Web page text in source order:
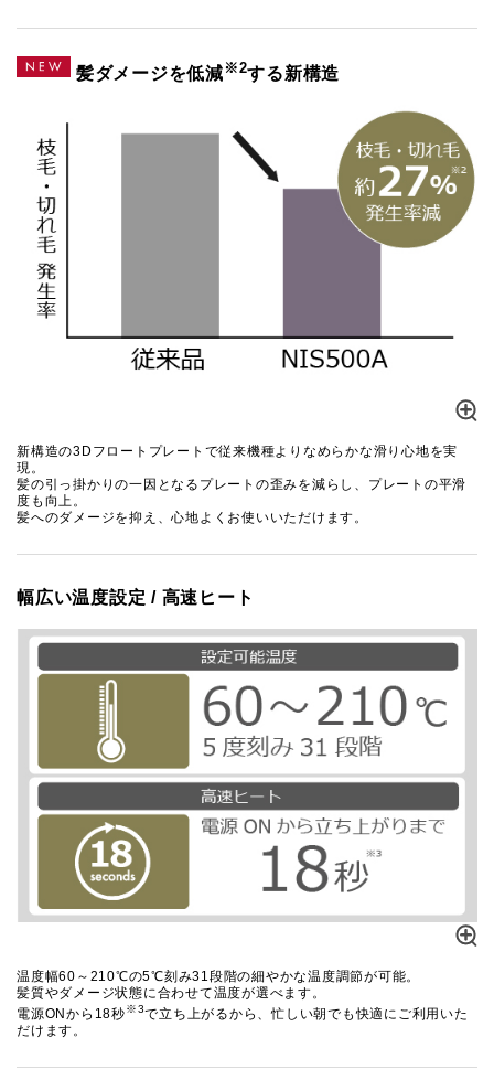
髪ダメージを低減 ※2する新構造
新構造の3Dフロートプレートで従来機種よりなめらかな滑り心地を実
現。
髪の引っ掛かりの一因となるプレートの歪みを減らし、プレートの平滑
度も向上。
髪へのダメージを抑え、心地よくお使いいただけます。
幅広い温度設定 / 高速ヒート
温度幅60～210℃の5℃刻み31段階の細やかな温度調節が可能。
髪質やダメージ状態に合わせて温度が選べます。
電源ONから18秒※3で立ち上がるから、忙しい朝でも快適にご利用いた
だけます。